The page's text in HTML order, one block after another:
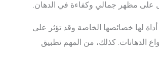
على مظهر جمالي وكفاءة في الدهان.
لها خصائصها الخاصة وقد تؤثر على
الدهانات. كذلك، من المهم تطبيق